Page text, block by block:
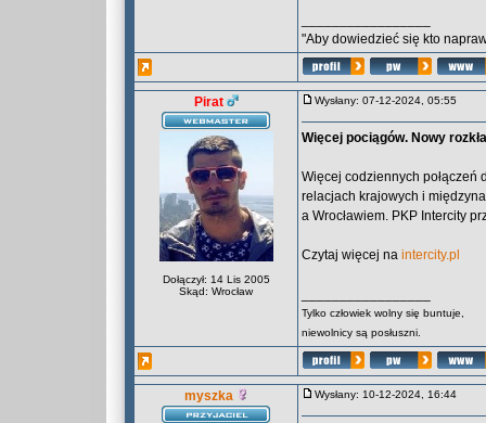
"Aby dowiedzieć się kto
Pirat
Dołączył: 14 Lis 2005
Skąd: Wrocław
Wysłany: 07-12-2024, 05:55
Więcej pociągów. Nowy
Więcej codziennych połączeń
relacjach krajowych i
a Wrocławiem. PKP Intercity
Czytaj więcej na intercity.pl
Tylko człowiek wolny się buntuje,
niewolnicy są posłuszni.
myszka Wysłany: 10-12-2024, 16:44